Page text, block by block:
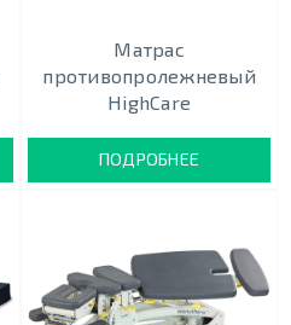
Матрас
противопролежневый
HighCare
ПОДРОБНЕЕ